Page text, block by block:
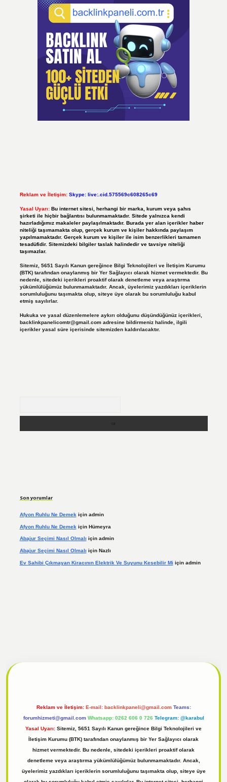
Reklam ve İletişim: Skype: live:.cid.575569c608265c69
Yasal Uyarı: Bu internet sitesi, herhangi bir marka, kurum veya şahıs
şirketi ile hiçbir bağlantısı bulunmamaktadır. Sitede yalnızca kendi
hazırladığımız makaleler paylaşılmaktadır. Burada yer alan içerikler haber
niteliği taşımamakta olup, gerçek kurum ve kişiler hakkında paylaşım
yapılmamaktadır. Gerçek kurum ve kişiler ile isim benzerlikleri tamamen
tesadüfidir. Sitemizdeki bilgiler taslak halindedir ve tavsiye niteliği
taşımazlar.
Sitemiz, 5651 Sayılı Kanun gereğince Bilgi Teknolojileri ve İletişim Kurumu
(BTK) tarafından onaylanmış bir Yer Sağlayıcı olarak hizmet vermektedir. Bu
nedenle, sitedeki içerikleri proaktif olarak denetleme veya araştırma
yükümlülüğümüz bulunmamaktadır. Ancak, üyelerimiz yazdıkları içeriklerin
sorumluluğunu taşımakta olup, siteye üye olarak bu sorumluluğu kabul
etmiş sayılırlar.
Hukuka ve yasal düzenlemelere aykırı olduğunu düşündüğünüz içerikleri,
backlinkpanelicomtr@gmail.comadresine bildirmeniz halinde, ilgili
içerikler yasal süre içerisinde sitemizden kaldırılacaktır.
Son yorumlar
Afyon Ruhlu Ne Demek için admin
Afyon Ruhlu Ne Demek için Hümeyra
Abajur Seçimi Nasıl Olmalı için admin
Abajur Seçimi Nasıl Olmalı için Nazlı
Ev Sahibi Çıkmayan Kiracının Elektrik Ve Suyunu Kesebilir Mi için admin
Reklam ve İletişim: E-mail: backlinkpaneli@gmail.com Teams:
forumhizmeti@gmail.com Whatsapp: 0262 606 0 726 Telegram: @karabul
Yasal Uyarı: Sitemiz, 5651 Sayılı Kanun gereğince Bilgi Teknolojileri ve
İletişim Kurumu (BTK) tarafından onaylanmış bir Yer Sağlayıcı olarak
hizmet vermektedir. Bu nedenle, sitedeki içerikleri proaktif olarak
denetleme veya araştırma yükümlülüğümüz bulunmamaktadır. Ancak,
üyelerimiz yazdıkları içeriklerin sorumluluğunu taşımakta olup, siteye üye